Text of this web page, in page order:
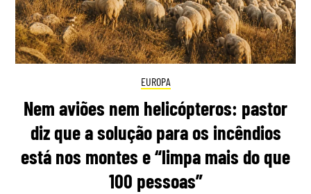
EUROPA
Nem aviões nem helicópteros: pastor
diz que a solução para os incêndios
está nos montes e “limpa mais do que
100 pessoas”